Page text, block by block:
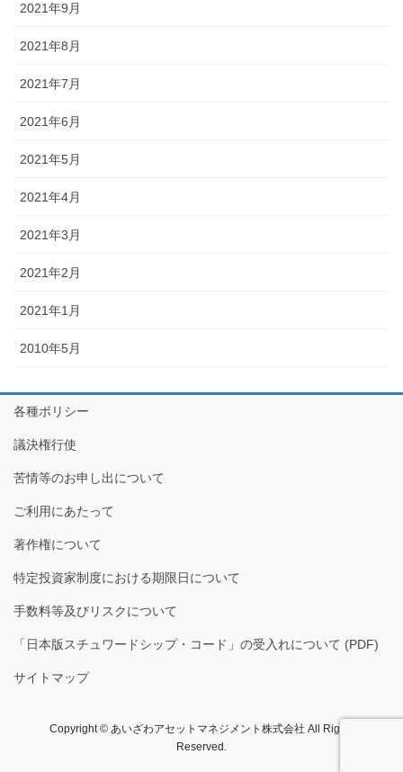
2021年9月
2021年8月
2021年7月
2021年6月
2021年5月
2021年4月
2021年3月
2021年2月
2021年1月
2010年5月
各種ポリシー
議決権行使
苦情等のお申し出について
ご利用にあたって
著作権について
特定投資家制度における期限日について
手数料等及びリスクについて
「日本版スチュワードシップ・コード」の受入れについて (PDF)
サイトマップ
Copyright © あいざわアセットマネジメント株式会社​ All Rights
Reserved.